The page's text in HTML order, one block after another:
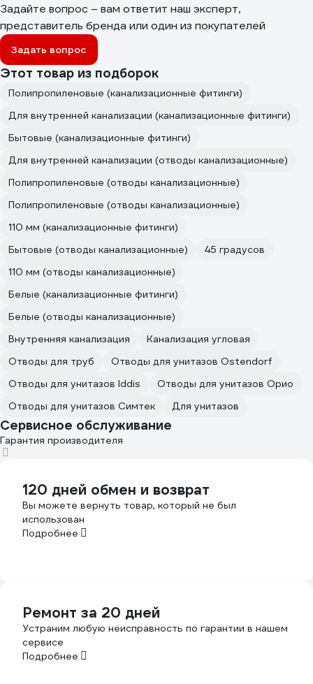
Задайте вопрос – вам ответит наш эксперт,
представитель бренда или один из покупателей
Задать вопрос
Этот товар из подборок
Полипропиленовые (канализационные фитинги)
Для внутренней канализации (канализационные фитинги)
Бытовые (канализационные фитинги)
Для внутренней канализации (отводы канализационные)
Полипропиленовые (отводы канализационные)
Полипропиленовые (отводы канализационные)
110 мм (канализационные фитинги)
Бытовые (отводы канализационные)
45 градусов
110 мм (отводы канализационные)
Белые (канализационные фитинги)
Белые (отводы канализационные)
Внутренняя канализация
Канализация угловая
Отводы для труб
Отводы для унитазов Ostendorf
Отводы для унитазов Iddis
Отводы для унитазов Орио
Отводы для унитазов Симтек
Для унитазов
Сервисное обслуживание
Гарантия производителя
120 дней обмен и возврат
Вы можете вернуть товар, который не был
использован
Подробнее
Ремонт за 20 дней
Устраним любую неисправность по гарантии в нашем
сервисе
Подробнее